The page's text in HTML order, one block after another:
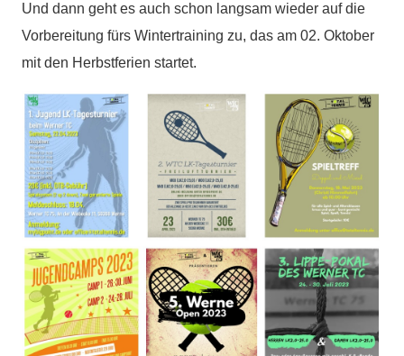
Und dann geht es auch schon langsam wieder auf die
Vorbereitung fürs Wintertraining zu, das am 02. Oktober
mit den Herbstferien startet.